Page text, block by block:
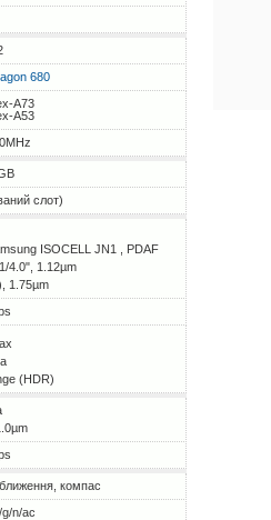
680
A73
A53
слот)
ISOCELL JN1 , PDAF
4.0", 1.12µm
1.75µm
(HDR)
компас
g/n/ac